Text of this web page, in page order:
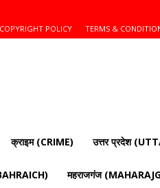
POLICY TERMS &
क्राइम (CRIME) उत्तर प्रदेश
महराजगंज